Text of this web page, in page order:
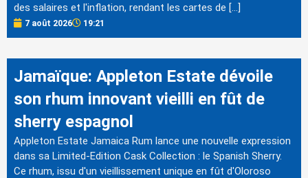
des salaires et l'inflation, rendant les cartes de […]
7 août 2026 19:21
Jamaïque: Appleton Estate dévoile
son rhum innovant vieilli en fût de
sherry espagnol
Appleton Estate Jamaica Rum lance une nouvelle expression
dans sa Limited-Edition Cask Collection : le Spanish Sherry.
Ce rhum, issu d'un vieillissement unique en fût d'Oloroso